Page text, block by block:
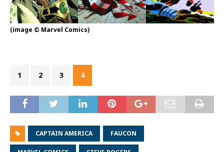
(image © Marvel Comics)
1 2 3 4
CAPTAIN AMERICA FAUCON